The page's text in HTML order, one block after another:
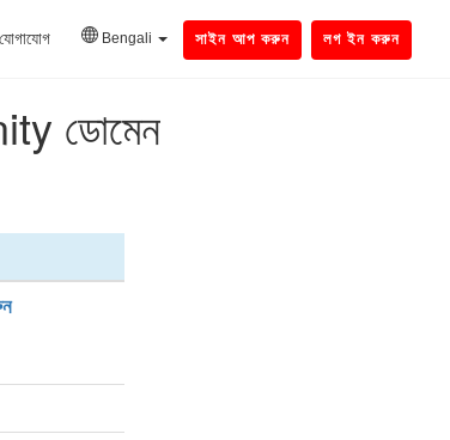
যোগাযোগ Bengali সাইন আপ করুন লগ ইন করুন
ডোমেন